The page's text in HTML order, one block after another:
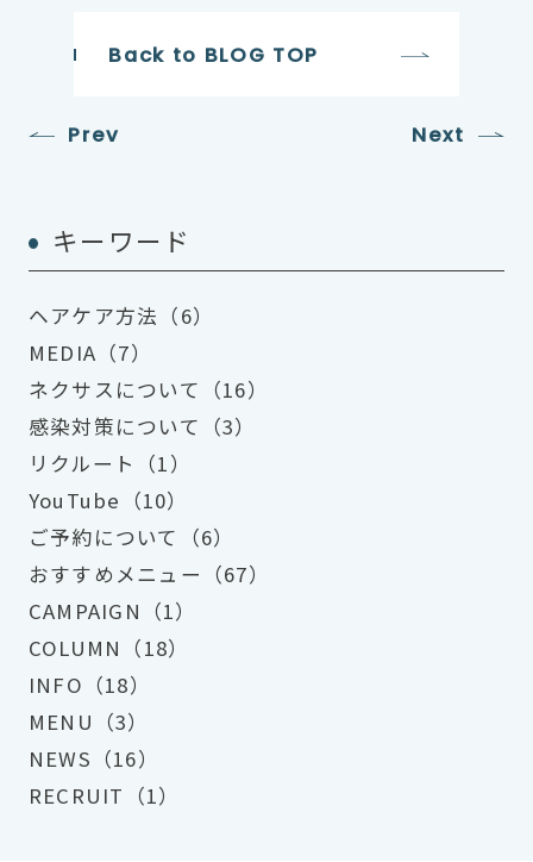
Prev
Back to BLOG TOP
Next
キーワード
ヘアケア方法（6）
MEDIA（7）
ネクサスについて（16）
感染対策について（3）
リクルート（1）
YouTube（10）
ご予約について（6）
おすすめメニュー（67）
CAMPAIGN（1）
COLUMN（18）
INFO（18）
MENU（3）
NEWS（16）
RECRUIT（1）